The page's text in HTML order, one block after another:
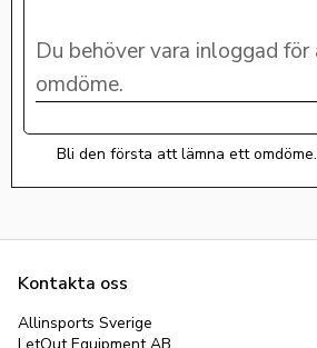
Bli den första att lämna ett omdöme.
Kontakta oss
Allinsports Sverige